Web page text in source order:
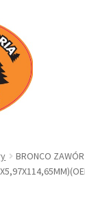
BRONCO